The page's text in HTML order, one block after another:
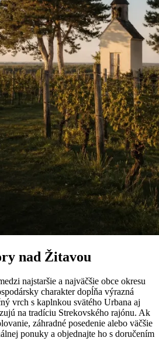
nad Žitavou
najstaršie a najväčšie obce okresu
charakter dopĺňa výrazná
vrch s kaplnkou svätého Urbana aj
na tradíciu Strekovského rajónu. Ak
záhradné posedenie alebo väčšie
ponuky a objednajte ho s doručením